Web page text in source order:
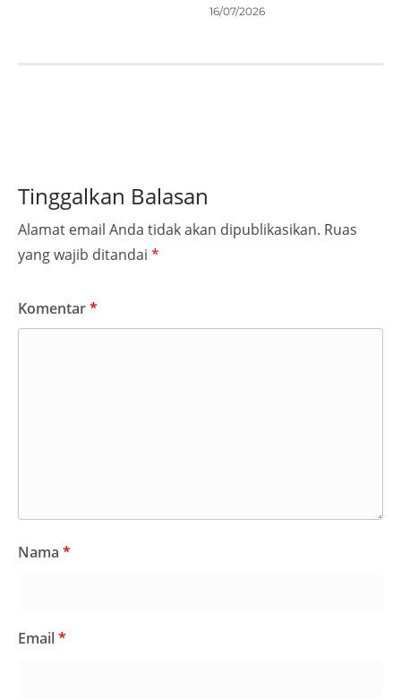
16/07/2026
Tinggalkan Balasan
Alamat email Anda tidak akan dipublikasikan. Ruas
yang wajib ditandai *
Komentar*
Nama *
Email*